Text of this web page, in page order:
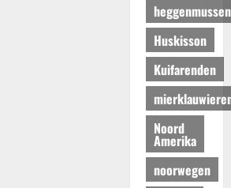
heggenmussen
Huskisson
Kuifarenden
Noord
Amerika
noorwegen